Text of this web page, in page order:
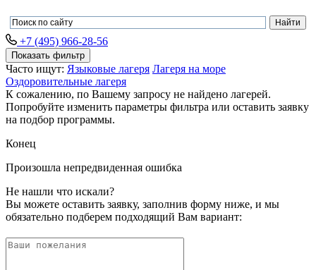
+7 (495) 966-28-56
Показать фильтр
Часто ищут: Языковые лагеря Лагеря на море
Оздоровительные лагеря
К сожалению, по Вашему запросу не найдено лагерей.
Попробуйте изменить параметры фильтра или оставить заявку
на подбор программы.
Конец
Произошла непредвиденная ошибка
Не нашли что искали?
Вы можете оставить заявку, заполнив форму ниже, и мы
обязательно подберем подходящий Вам вариант: